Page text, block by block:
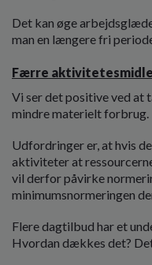
Det kan øge
man en længere fri
Færre
Vi ser det positive ved
mindre materielt forbrug.
Udfordringer er, at hvis
aktiviteter at
vil derfor påvirke
minimumsnormeringen
Flere dagtilbud har et
Hvordan dækkes det?